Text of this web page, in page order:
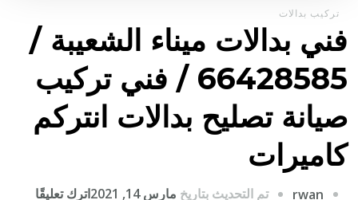
تركيب بدالات
فني بدالات ميناء الشعيبة /
66428585 / فني تركيب
صيانة تصليح بدالات انتركم
كاميرات
rwan تم التحديث بتاريخ مارس 14, 2021 اترك تعليقًا